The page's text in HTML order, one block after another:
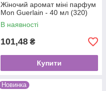
Жіночий аромат міні парфум
Mon Guerlain - 40 мл (320)
В наявності
101,48 ₴
Купити
Новинка